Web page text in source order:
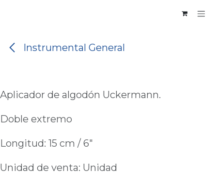
Instrumental General
Aplicador de algodón Uckermann.
Doble extremo
Longitud: 15 cm / 6"
Unidad de venta: Unidad